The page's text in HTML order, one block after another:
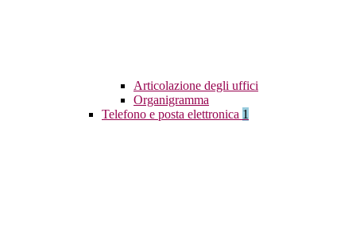
Articolazione degli uffici
Organigramma
Telefono e posta elettronica 1